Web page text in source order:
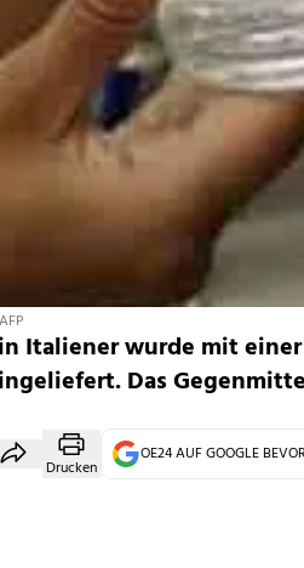
Italiener wurde mit
Das
Drucken
OE24 AUF GOOGLE